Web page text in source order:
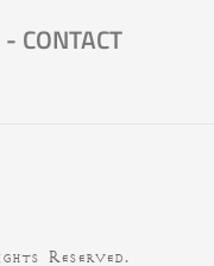
- CONTACT
Reserved.